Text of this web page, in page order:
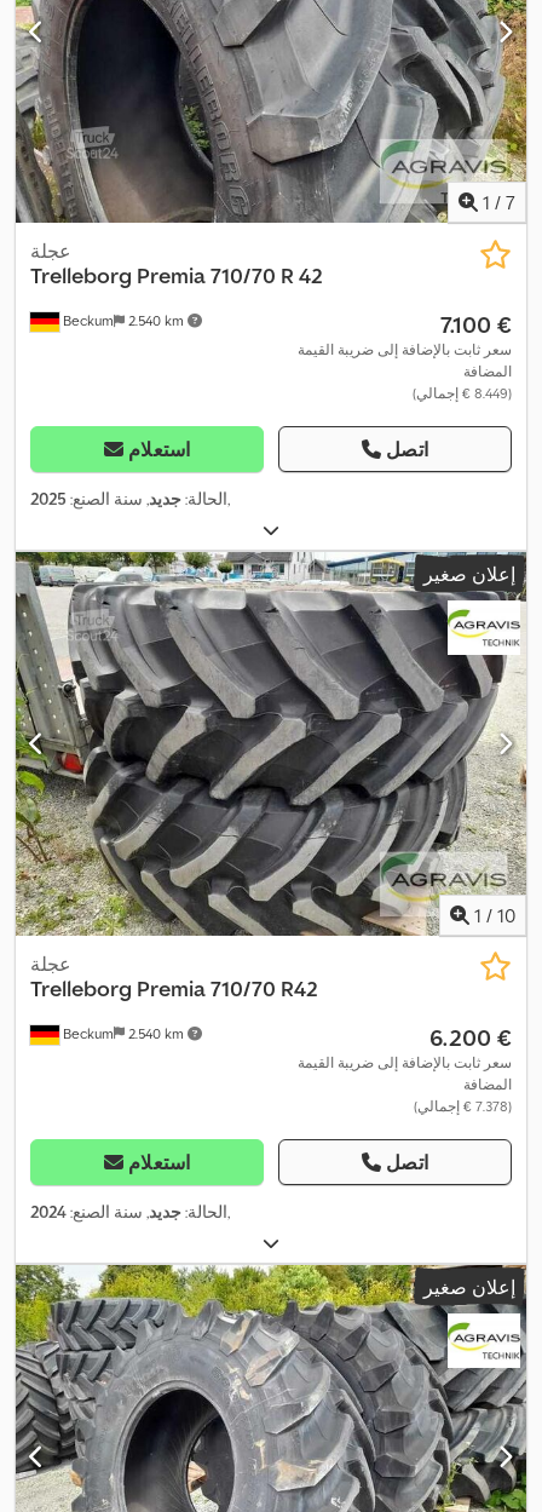
1 / 7
Beckum 2.540 km
عجلة
Trelleborg Premia710/70 R 42
‏7.100 €
سعر ثابت بالإضافة إلى ضريبة القيمة
المضافة
(‏8.449 € إجمالي)
استعلام اتصل
الحالة:جديد, سنة الصنع: 2025 ,
إعلان صغير
1 / 10
Beckum 2.540 km
عجلة
Trelleborg Premia710/70 R42
‏6.200 €
سعر ثابت بالإضافة إلى ضريبة القيمة
المضافة
(‏7.378 € إجمالي)
استعلام اتصل
الحالة:جديد, سنة الصنع:2024 ,
إعلان صغير